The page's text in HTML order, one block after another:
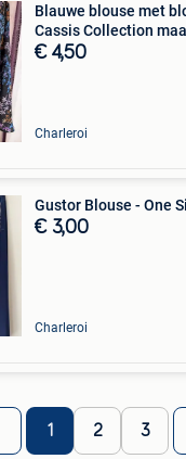
Blauwe blouse met
Cassis Collection
€ 4,50
Charleroi
Gustor Blouse - One
€ 3,00
Charleroi
1 2 3